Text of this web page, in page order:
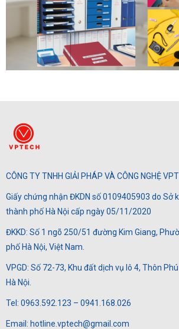
CÔNG TY TNHH GIẢI PHÁP VÀ CÔNG NGHỆ
Giấy chứng nhận ĐKDN số 0109405903 do Sở
thành phố Hà Nội cấp ngày 05/11/2020
ĐKKD: Số 1 ngõ 250/51 đường Kim Giang,
phố Hà Nội, Việt Nam.
VPGD: Số 72-73, Khu đất dịch vụ lô 4, Thôn
Hà Nội.
Tel: 0963.592.123 – 0941.168.026
Email: hotline.vptech@gmail.com